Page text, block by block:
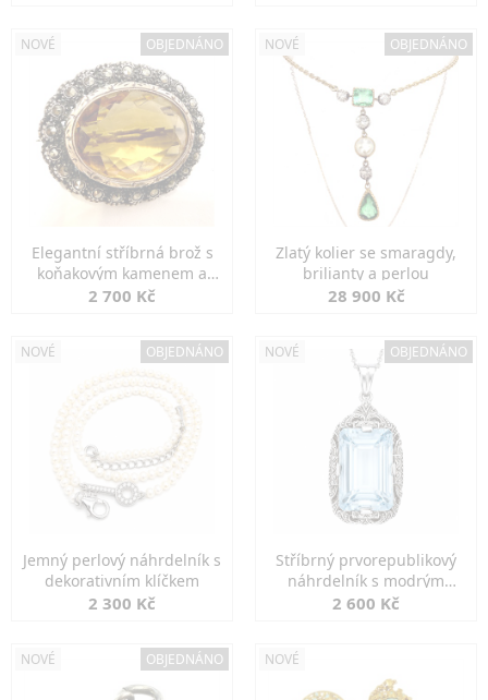
NOVÉ OBJEDNÁNO
Elegantní stříbrná brož s
koňakovým kamenem a
markazity
2 700 Kč
NOVÉ OBJEDNÁNO
Zlatý kolier se smaragdy,
brilianty a perlou
28 900 Kč
NOVÉ OBJEDNÁNO
Jemný perlový náhrdelník s
dekorativním klíčkem
2 300 Kč
NOVÉ OBJEDNÁNO
Stříbrný prvorepublikový
náhrdelník s modrým
spinelem
2 600 Kč
NOVÉ OBJEDNÁNO NOVÉ